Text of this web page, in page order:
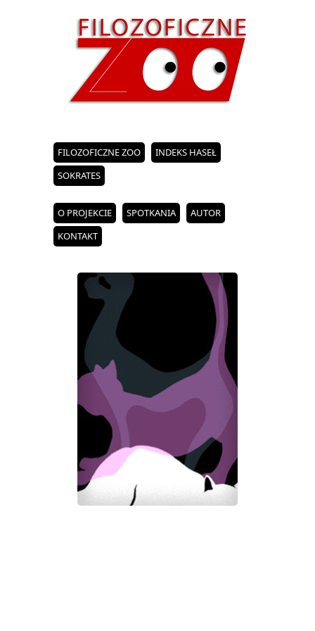
FILOZOFICZNE ZOO
INDEKS HASEŁ
SOKRATES
O PROJEKCIE SPOTKANIA
AUTOR
KONTAKT